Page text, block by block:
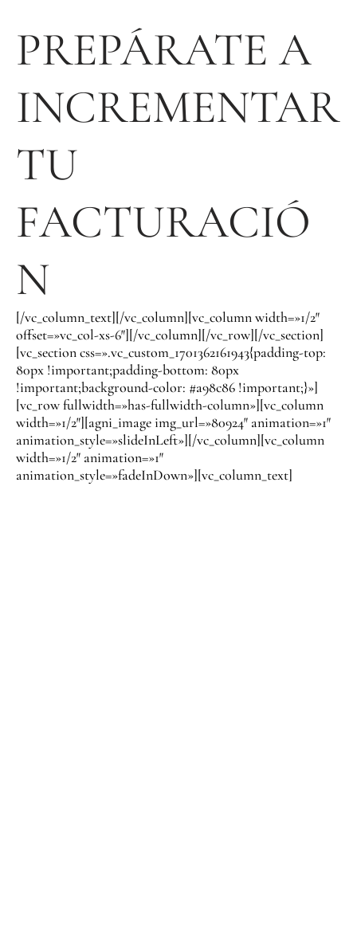
PREPÁRATE A
INCREMENTAR
TU
FACTURACIÓ
N
[/vc_column_text][/vc_column][vc_column width=»1/2″
offset=»vc_col-xs-6″][/vc_column][/vc_row][/vc_section]
[vc_section css=».vc_custom_1701362161943{padding-top:
80px !important;padding-bottom: 80px
!important;background-color: #a98c86 !important;}»]
[vc_row fullwidth=»has-fullwidth-column»][vc_column
width=»1/2″][agni_image img_url=»80924″ animation=»1″
animation_style=»slideInLeft»][/vc_column][vc_column
width=»1/2″ animation=»1″
animation_style=»fadeInDown»][vc_column_text]